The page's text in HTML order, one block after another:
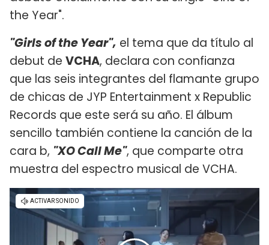
the Year".
"Girls of the Year", el tema que da título al
debut de VCHA, declara con confianza
que las seis integrantes del flamante grupo
de chicas de JYP Entertainment x Republic
Records que este será su año. El álbum
sencillo también contiene la canción de la
cara b, "XO Call Me", que comparte otra
muestra del espectro musical de VCHA.